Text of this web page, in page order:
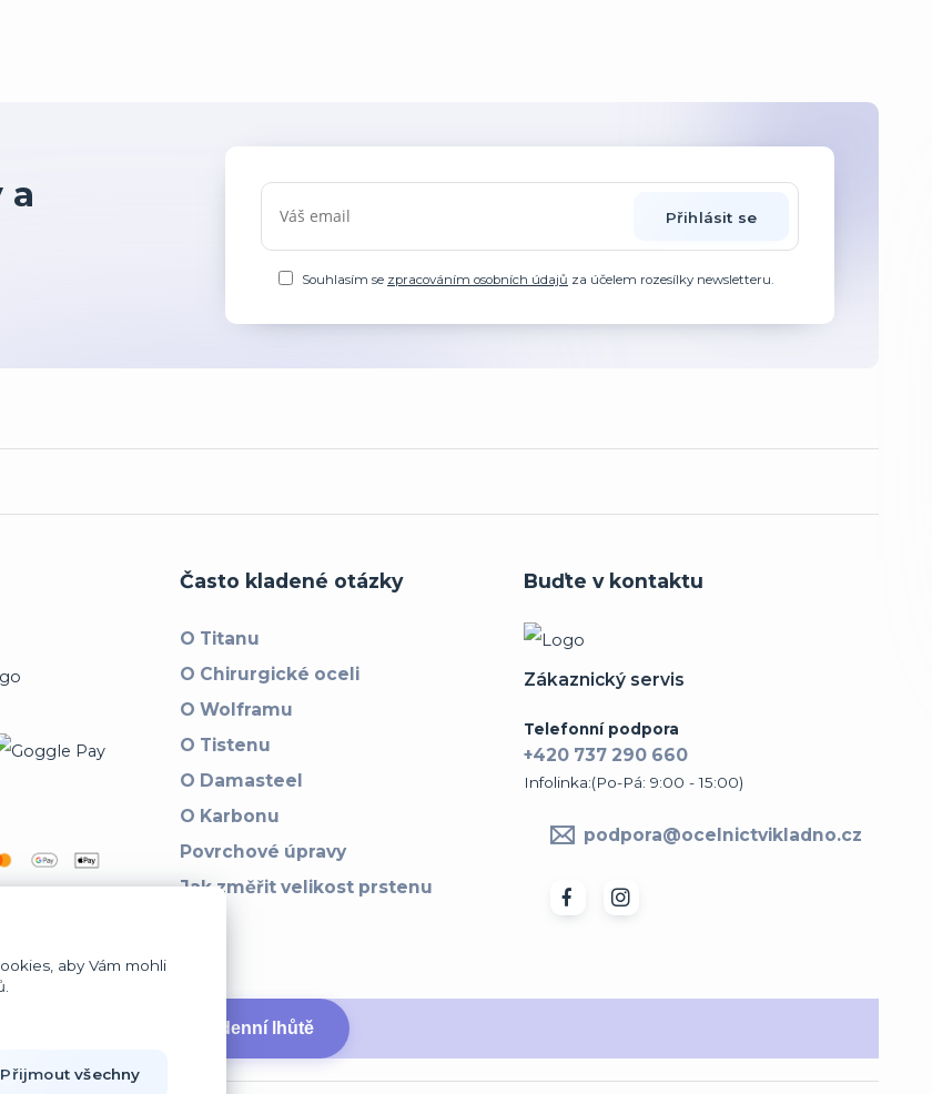
a
Přihlásit se
Souhlasím se zpracováním osobních údajů za účelem rozesílky newsletteru.
Často kladené otázky
O Titanu
O Chirurgické oceli
O Wolframu
O Tistenu
O Damasteel
O Karbonu
Povrchové úpravy
Jak změřit velikost prstenu
Buďte v kontaktu
Zákaznický servis
Telefonní podpora
+420 737 290 660
Infolinka:(Po-Pá: 9:00 - 15:00)
podpora@ocelnictvikladno.cz
↩ Vrátit zboží ve 14denní lhůtě
aby Vám mohli
Přijmout všechny